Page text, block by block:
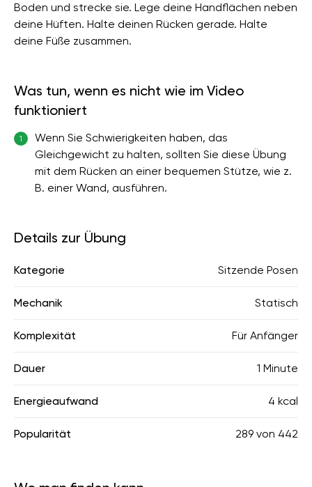
Boden und strecke sie. Lege deine Handflächen neben
deine Hüften. Halte deinen Rücken gerade. Halte
deine Füße zusammen.
Was tun, wenn es nicht wie im Video
funktioniert
1
Wenn Sie Schwierigkeiten haben, das
Gleichgewicht zu halten, sollten Sie diese Übung
mit dem Rücken an einer bequemen Stütze, wie z.
B. einer Wand, ausführen.
Details zur Übung
Kategorie Sitzende Posen
Mechanik Statisch
Komplexität Für Anfänger
Dauer 1 Minute
Energieaufwand 4 kcal
Popularität 289 von 442